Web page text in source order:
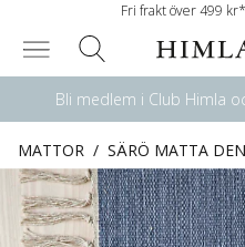
Fri frakt över 499
Bli medlem i Club Himla
MATTOR / SÄRÖ MATTA